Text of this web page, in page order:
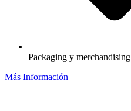
Packaging y merchandising
Más Información